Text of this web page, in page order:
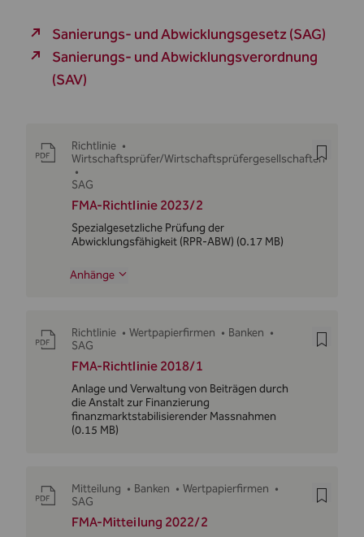
Sanierungs- und Abwicklungsgesetz (SAG)
Sanierungs- und Abwicklungsverordnung
(SAV)
Richtlinie •
Wirtschaftsprüfer/Wirtschaftsprüfergesellschaften
•
SAG
FMA-Richtlinie 2023/2
Spezialgesetzliche Prüfung der
Abwicklungsfähigkeit (RPR-ABW) (0.17 MB)
Anhänge
Richtlinie • Wertpapierfirmen • Banken •
SAG
FMA-Richtlinie 2018/1
Anlage und Verwaltung von Beiträgen durch
die Anstalt zur Finanzierung
finanzmarktstabilisierender Massnahmen
(0.15 MB)
Mitteilung • Banken • Wertpapierfirmen •
SAG
FMA-Mitteilung 2022/2